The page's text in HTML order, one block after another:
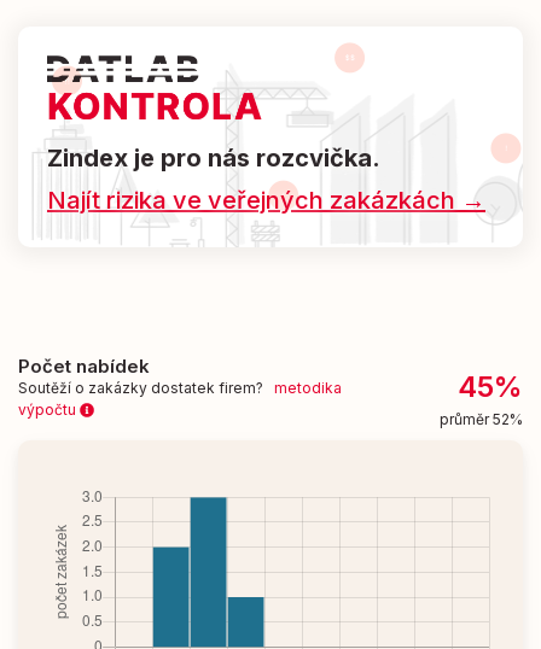
Zindex je pro nás rozcvička.
Najít rizika ve veřejných zakázkách →
Počet nabídek
Soutěží o zakázky dostatek firem? metodika
výpočtu
45%
průměr 52%